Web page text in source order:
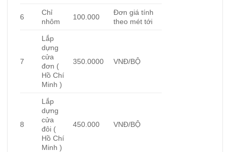
6
Chỉ
nhôm
100.000
Đơn giá tính
theo mét tới
7
Lắp
dựng
cửa
đơn (
Hồ Chí
Minh )
350.0000 VNĐ/BỘ
8
Lắp
dựng
cửa
đôi (
Hồ Chí
Minh )
450.000 VNĐ/BỘ